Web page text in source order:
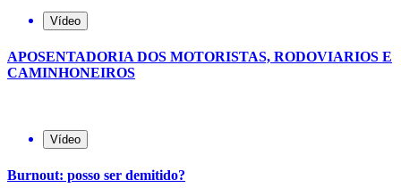
Vídeo
APOSENTADORIA DOS MOTORISTAS, RODOVIARIOS E
CAMINHONEIROS
Vídeo
Burnout: posso ser demitido?